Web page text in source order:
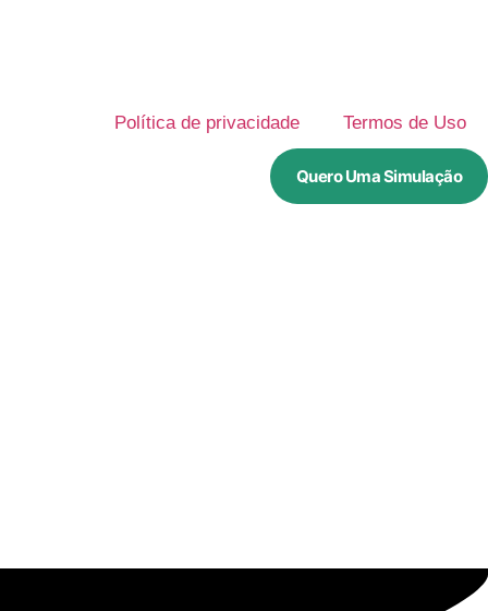
Política de privacidade Termos de Uso
Quero Uma Simulação